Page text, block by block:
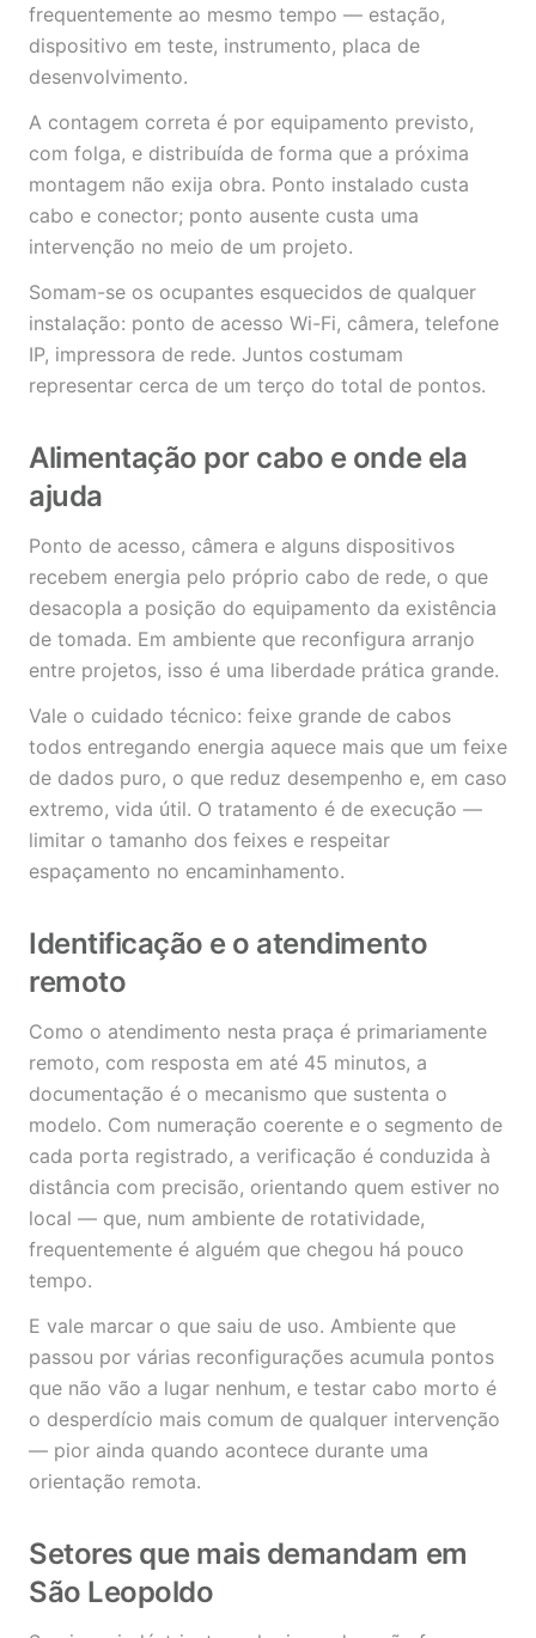
frequentemente ao mesmo tempo — estação,
dispositivo em teste, instrumento, placa de
desenvolvimento.
A contagem correta é por equipamento previsto,
com folga, e distribuída de forma que a próxima
montagem não exija obra. Ponto instalado custa
cabo e conector; ponto ausente custa uma
intervenção no meio de um projeto.
Somam-se os ocupantes esquecidos de qualquer
instalação: ponto de acesso Wi-Fi, câmera, telefone
IP, impressora de rede. Juntos costumam
representar cerca de um terço do total de pontos.
Alimentação por cabo e onde ela
ajuda
Ponto de acesso, câmera e alguns dispositivos
recebem energia pelo próprio cabo de rede, o que
desacopla a posição do equipamento da existência
de tomada. Em ambiente que reconfigura arranjo
entre projetos, isso é uma liberdade prática grande.
Vale o cuidado técnico: feixe grande de cabos
todos entregando energia aquece mais que um feixe
de dados puro, o que reduz desempenho e, em caso
extremo, vida útil. O tratamento é de execução —
limitar o tamanho dos feixes e respeitar
espaçamento no encaminhamento.
Identificação e o atendimento
remoto
Como o atendimento nesta praça é primariamente
remoto, com resposta em até 45 minutos, a
documentação é o mecanismo que sustenta o
modelo. Com numeração coerente e o segmento de
cada porta registrado, a verificação é conduzida à
distância com precisão, orientando quem estiver no
local — que, num ambiente de rotatividade,
frequentemente é alguém que chegou há pouco
tempo.
E vale marcar o que saiu de uso. Ambiente que
passou por várias reconfigurações acumula pontos
que não vão a lugar nenhum, e testar cabo morto é
o desperdício mais comum de qualquer intervenção
— pior ainda quando acontece durante uma
orientação remota.
Setores que mais demandam em
São Leopoldo